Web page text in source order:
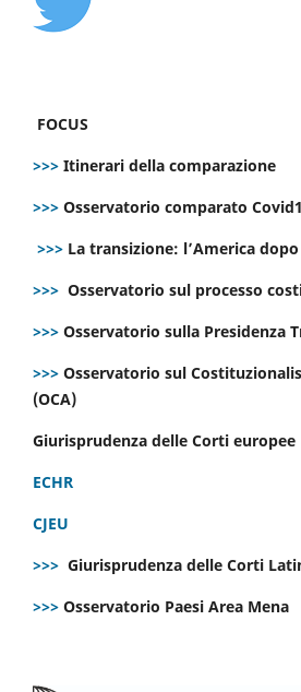
FOCUS
>>> Itinerari della comparazione
>>> Osservatorio comparato
>>> La transizione: l’America
>>> Osservatorio sul processo
>>> Osservatorio sulla Presidenza
>>> Osservatorio sul
(OCA)
Giurisprudenza delle Corti europee
ECHR
CJEU
>>> Giurisprudenza delle Corti
>>> Osservatorio Paesi Area Mena